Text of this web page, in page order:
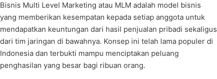
Bisnis Multi Level Marketing atau MLM adalah model bisnis
yang memberikan kesempatan kepada setiap anggota untuk
mendapatkan keuntungan dari hasil penjualan pribadi sekaligus
dari tim jaringan di bawahnya. Konsep ini telah lama populer di
Indonesia dan terbukti mampu menciptakan peluang
penghasilan yang besar bagi ribuan orang.